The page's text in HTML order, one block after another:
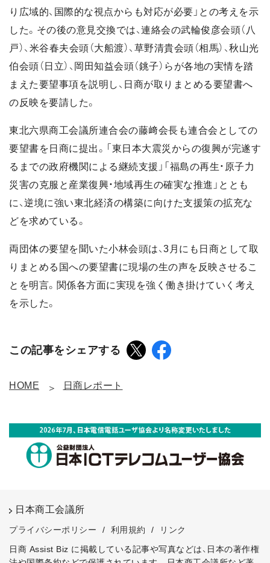
り広域的、国際的な視点からも対応が必要」との考えを示
した。その後の意見交換では、連絡会の武輪俊彦会頭（八
戸）、米谷春夫会頭（大船渡）、草野清貴会頭（相馬）、秋山光
伯会頭（日立）、岡田知益会頭（銚子）らが各地の実情を踏
まえた要望事項を説明し、日商が取りまとめる要望書へ
の反映を要請した。
東北六県商工会議所連合会の藤﨑会長も連合会としての
要望書を日商に提出。「東日本大震災からの復興が完遂す
るまでの政府機関による継続支援」「福島の再生・原子力
災害の克服と産業復興・地域再生の確実な推進」ととも
に、逆境に強い東北経済の構築に向けた支援策の拡充な
どを求めている。
両団体の要望を聞いた小林会頭は、3月にも日商として取
りまとめる国への要望書に現場の生の声を反映させるこ
とを明言。関係各方面に実現を強く働き掛けていく考え
を示した。
この記事をシェアする
HOME 日商レポート
日本商工会議所
プライバシーポリシー / 利用規約 /
リンク
日商 Assist Biz に掲載している記事や写真などは、日本の著作権